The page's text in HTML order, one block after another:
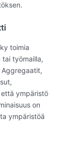
toimia
tai työmailla,
Aggregaatit,
ympäristö
on
ympäristöä